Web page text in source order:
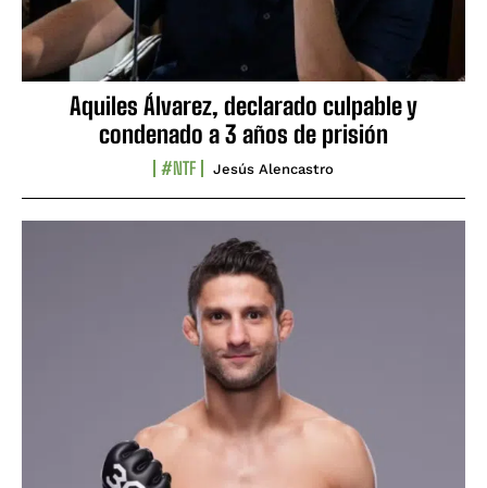
Aquiles Álvarez, declarado culpable y
condenado a 3 años de prisión
#NTF Jesús Alencastro